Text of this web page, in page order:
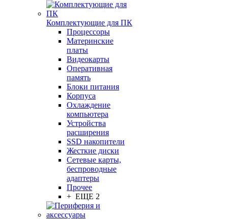
Комплектующие для ПК
Процессоры
Материнские
платы
Видеокарты
Оперативная
память
Блоки питания
Корпуса
Охлаждение
компьютера
Устройства
расширения
SSD накопители
Жесткие диски
Сетевые карты,
беспроводные
адаптеры
Прочее
+ ЕЩЕ 2